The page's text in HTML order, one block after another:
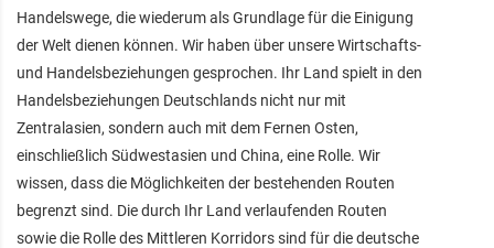
Handelswege, die wiederum als Grundlage für die Einigung
der Welt dienen können. Wir haben über unsere Wirtschafts-
und Handelsbeziehungen gesprochen. Ihr Land spielt in den
Handelsbeziehungen Deutschlands nicht nur mit
Zentralasien, sondern auch mit dem Fernen Osten,
einschließlich Südwestasien und China, eine Rolle. Wir
wissen, dass die Möglichkeiten der bestehenden Routen
begrenzt sind. Die durch Ihr Land verlaufenden Routen
sowie die Rolle des Mittleren Korridors sind für die deutsche